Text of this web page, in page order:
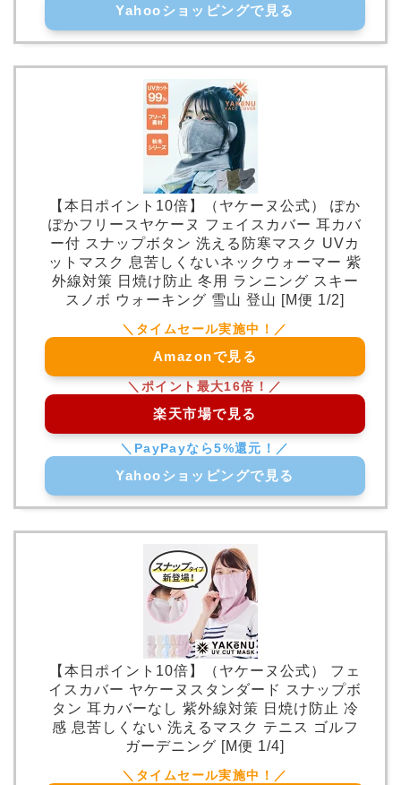
Yahooショッピングで見る
【本日ポイント10倍】（ヤケーヌ公式） ぽか
ぽかフリースヤケーヌ フェイスカバー 耳カバ
ー付 スナップボタン 洗える防寒マスク UVカ
ットマスク 息苦しくないネックウォーマー 紫
外線対策 日焼け防止 冬用 ランニング スキー
スノボ ウォーキング 雪山 登山 [M便 1/2]
Amazonで見る
楽天市場で見る
Yahooショッピングで見る
【本日ポイント10倍】（ヤケーヌ公式） フェ
イスカバー ヤケーヌスタンダード スナップボ
タン 耳カバーなし 紫外線対策 日焼け防止 冷
感 息苦しくない 洗えるマスク テニス ゴルフ
ガーデニング [M便 1/4]